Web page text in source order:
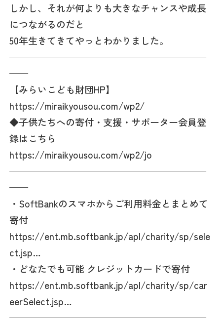
しかし、それが何よりも大きなチャンスや成長
につながるのだと
50年生きてきてやっとわかりました。
—————————————————————
——
【みらいこども財団HP】
https://miraikyousou.com/wp2/
◆子供たちへの寄付・支援・サポーター会員登
録はこちら
https://miraikyousou.com/wp2/jo
—————————————————————
——
・SoftBankのスマホからご利用料金とまとめて
寄付
https://ent.mb.softbank.jp/apl/charity/sp/sele
ct.jsp…
・どなたでも可能 クレジットカードで寄付
https://ent.mb.softbank.jp/apl/charity/sp/car
eerSelect.jsp…
—————————————————————